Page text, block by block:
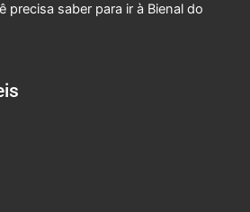
precisa saber para ir à Bienal do